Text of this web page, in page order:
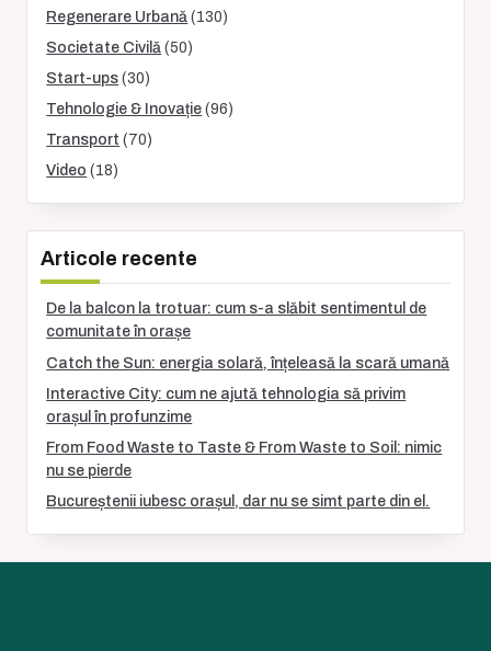
Regenerare Urbană (130)
Societate Civilă (50)
Start-ups (30)
Tehnologie & Inovație (96)
Transport (70)
Video (18)
Articole recente
De la balcon la trotuar: cum s-a slăbit sentimentul de
comunitate în orașe
Catch the Sun: energia solară, înțeleasă la scară umană
Interactive City: cum ne ajută tehnologia să privim
orașul în profunzime
From Food Waste to Taste & From Waste to Soil: nimic
nu se pierde
Bucureștenii iubesc orașul, dar nu se simt parte din el.